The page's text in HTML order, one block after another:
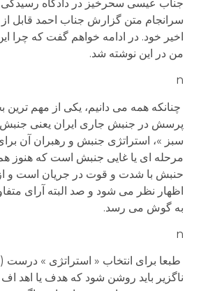
جناب عیسی سحرخیز در دادگاه رسیدگی
سرانجام متن گزارش جناب احمد قابل از
اخیر خود. در ادامه خواهم گفت که چرا
من در این نوشته شد.
n
چنانکه همه می دانیم، یکی از مهم ترین
پرسش در جنبش جاری ایران یعنی
سبز »، استراتژی جنبش و رهبران آن
مرحله ای یا غایی جنبش است که هنوز
حنبش با شدت و قوت در جریان است و
اظهار نظر می شود و صد البته آرای
به گوش می رسد.
n
طبعا برای انتخاب « استراتژی » درست (
ناگزیر باید روشن شود که هدف یا اهد